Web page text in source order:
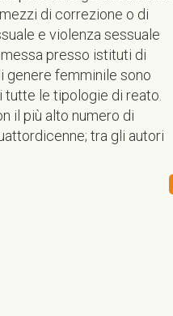
di correzione o di
e violenza sessuale
presso istituti di
genere femminile sono
le tipologie di reato.
il più alto numero di
tra gli autori